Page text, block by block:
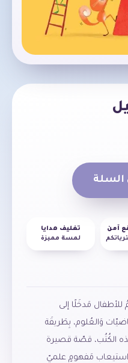
السلة
آمن
تغليف هدايا
لمسة مميزة
مَدخَلًا إلى
وَالعُلوم، بِطَريقَة
الكُتُب، قصّة قصيرة
مَفهومٍ علميّ